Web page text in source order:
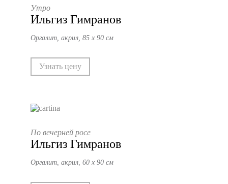
Утро
Ильгиз Гимранов
Оргалит, акрил, 85 х 90 см
Узнать цену
По вечерней росе
Ильгиз Гимранов
Оргалит, акрил, 60 х 90 см